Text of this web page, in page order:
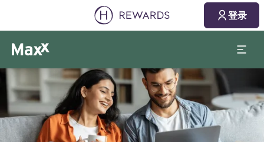
登录
幻灯片1 of1